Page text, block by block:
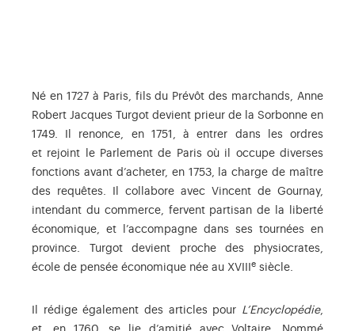
Né en 1727 à Paris, fils du Prévôt des marchands, Anne
Robert Jacques Turgot devient prieur de la Sorbonne en
1749. Il renonce, en 1751, à entrer dans les ordres
et rejoint le Parlement de Paris où il occupe diverses
fonctions avant d’acheter, en 1753, la charge de maître
des requêtes. Il collabore avec Vincent de Gournay,
intendant du commerce, fervent partisan de la liberté
économique, et l’accompagne dans ses tournées en
province. Turgot devient proche des physiocrates,
école de pensée économique née au XVIII
e siècle.
Il rédige également des articles pour L’Encyclopédie,
François-